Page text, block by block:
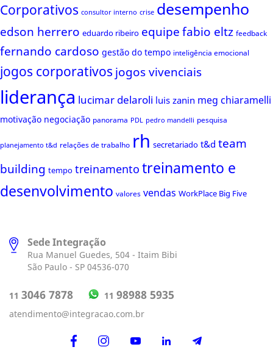
Corporativos consultor interno crise desempenho
edson herrero eduardo ribeiro equipefabio eltz feedback
fernando cardoso gestão do tempo inteligência emocional
jogos corporativos jogos vivenciais
liderança lucimar delaroli luis zanin meg chiaramelli
motivação negociação panorama PDL pedro mandelli pesquisa
planejamento t&d relações de trabalho rh secretariado t&d team
building tempo treinamentotreinamento e
desenvolvimento valores vendas WorkPlace Big Five
Sede Integração
Rua Manuel Guedes, 504 - Itaim Bibi
São Paulo - SP 04536-070
11 3046 7878 11 98988 5935
atendimento@integracao.com.br